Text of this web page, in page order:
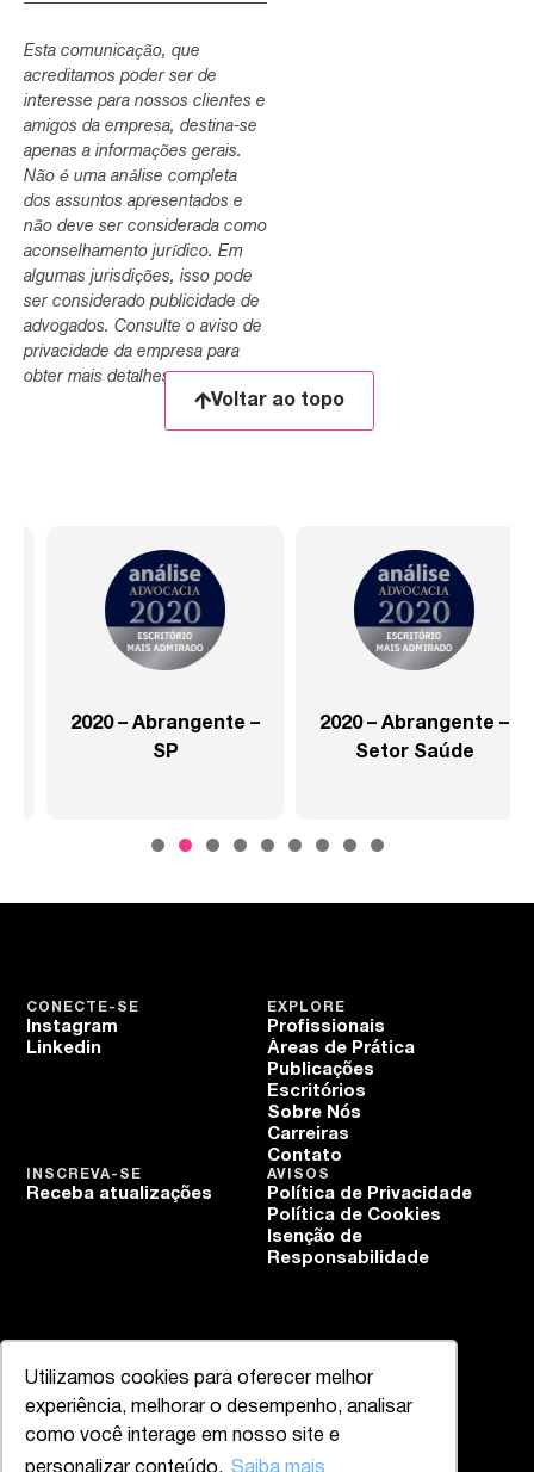
Utilizamos cookies para oferecer melhor
experiência, melhorar o desempenho, analisar
como você interage em nosso site e
personalizar conteúdo. Saiba mais
Esta comunicação, que
acreditamos poder ser de
interesse para nossos clientes e
amigos da empresa, destina-se
apenas a informações gerais.
Não é uma análise completa
dos assuntos apresentados e
não deve ser considerada como
aconselhamento jurídico. Em
algumas jurisdições, isso pode
ser considerado publicidade de
advogados. Consulte o aviso de
privacidade da empresa para
obter mais detalhes.
Voltar ao topo
2020 – Abrangente –
SP
2020 – Abrangente –
Setor Saúde
EXPLORE
Profissionais
Áreas de Prática
Publicações
Escritórios
Sobre Nós
Carreiras
Contato
CONECTE-SE
Instagram
Linkedin
AVISOS
Política de Privacidade
Política de Cookies
Isenção de
Responsabilidade
INSCREVA-SE
Receba atualizações